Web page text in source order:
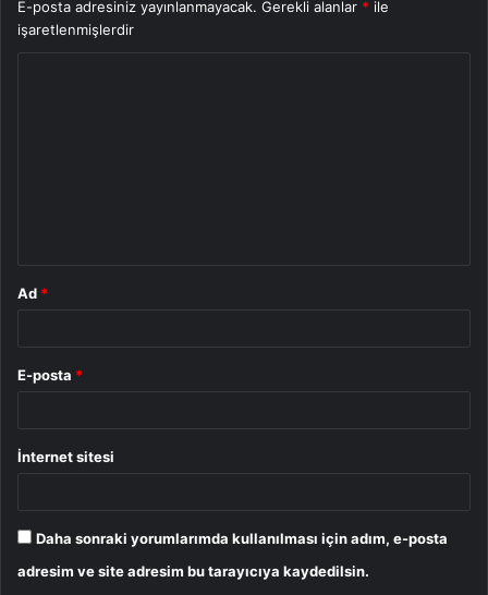
E-posta adresiniz yayınlanmayacak. Gerekli alanlar * ile
işaretlenmişlerdir
Ad *
E-posta *
İnternet sitesi
Daha sonraki yorumlarımda kullanılması için adım, e-posta
adresim ve site adresim bu tarayıcıya kaydedilsin.